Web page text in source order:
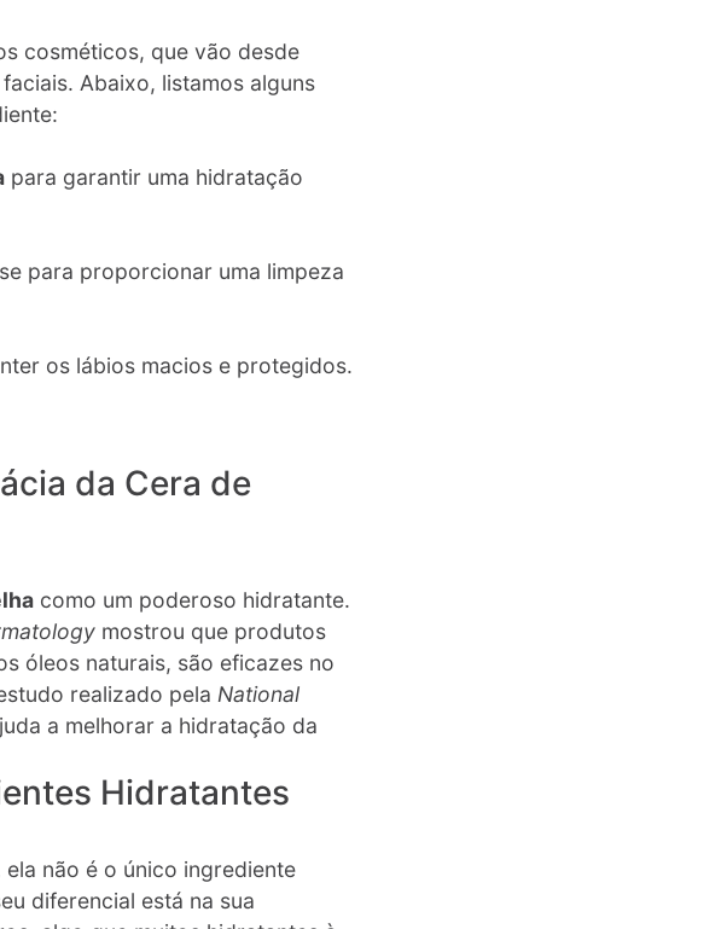
cosméticos, que vão desde
Abaixo, listamos alguns
para garantir uma hidratação
para proporcionar uma limpeza
os lábios macios e protegidos.
da Cera de
como um poderoso hidratante.
mostrou que produtos
óleos naturais, são eficazes no
realizado pela National
a melhorar a hidratação da
Hidratantes
não é o único ingrediente
diferencial está na sua